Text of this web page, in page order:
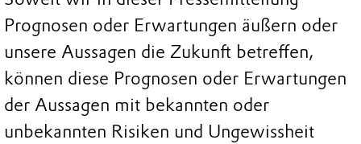
Prognosen oder Erwartungen äußern oder
unsere Aussagen die Zukunft betreffen,
können diese Prognosen oder Erwartungen
der Aussagen mit bekannten oder
unbekannten Risiken und Ungewissheit